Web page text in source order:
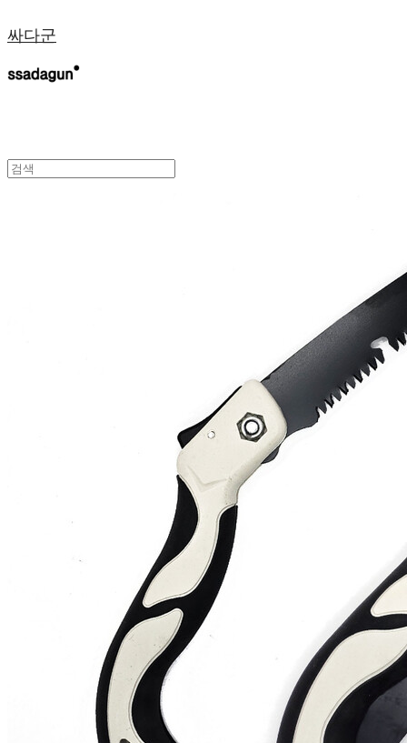
싸다군